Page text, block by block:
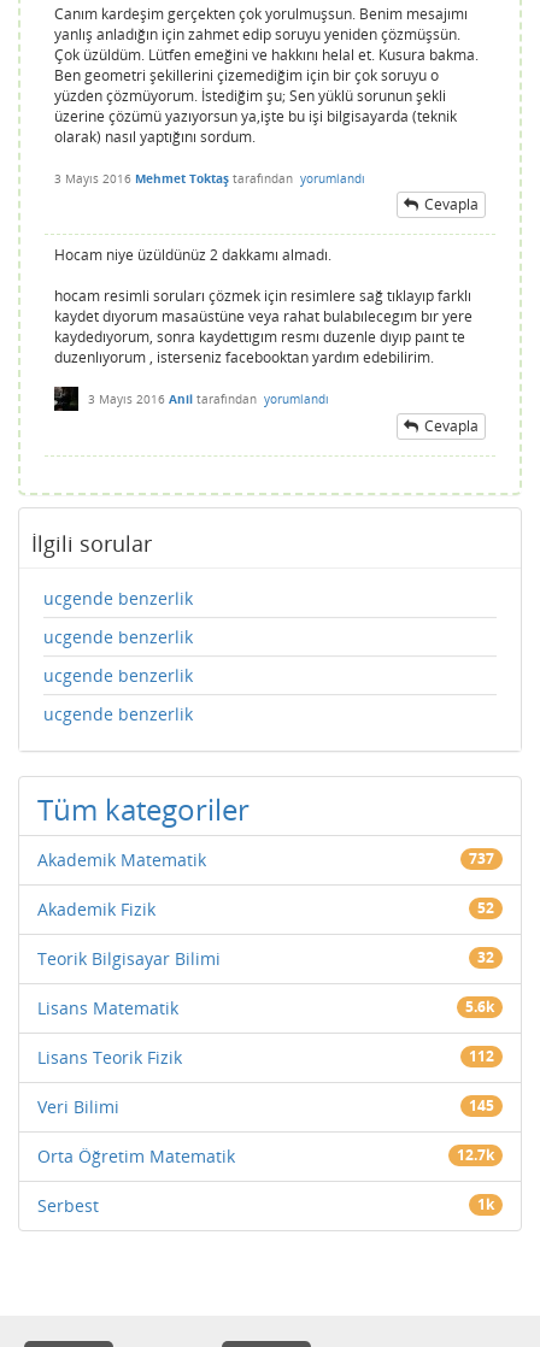
Canım kardeşim gerçekten çok yorulmuşsun. Benim mesajımı
yanlış anladığın için zahmet edip soruyu yeniden çözmüşsün.
Çok üzüldüm. Lütfen emeğini ve hakkını helal et. Kusura bakma.
Ben geometri şekillerini çizemediğim için bir çok soruyu o
yüzden çözmüyorum. İstediğim şu; Sen yüklü sorunun şekli
üzerine çözümü yazıyorsun ya,işte bu işi bilgisayarda (teknik
olarak) nasıl yaptığını sordum.
3 Mayıs 2016 Mehmet Toktaş tarafından yorumlandı
Cevapla
Hocam niye üzüldünüz 2 dakkamı almadı.
hocam resimli soruları çözmek için resimlere sağ tıklayıp farklı
kaydet dıyorum masaüstüne veya rahat bulabılecegım bır yere
kaydedıyorum, sonra kaydettıgım resmı duzenle dıyıp paınt te
duzenlıyorum , isterseniz facebooktan yardım edebilirim.
3 Mayıs 2016 Anil tarafından yorumlandı
Cevapla
İlgili sorular
ucgende benzerlik
ucgende benzerlik
ucgende benzerlik
ucgende benzerlik
Tüm kategoriler
Akademik Matematik 737
Akademik Fizik 52
Teorik Bilgisayar Bilimi 32
Lisans Matematik 5.6k
Lisans Teorik Fizik 112
Veri Bilimi 145
Orta Öğretim Matematik 12.7k
Serbest 1k